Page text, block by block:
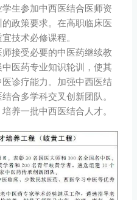
生参加中西医结合医师资
政策要求。在高职临床医
技术必修课程。
接受必要的中医药继续教
医药专业知识轮训，使其
诊疗能力。加强中西医结
合多学科交叉创新团队。
养一批中西医结合人才。